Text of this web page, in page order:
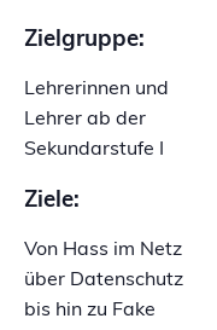
Zielgruppe:
Lehrerinnen und
Lehrer ab der
Sekundarstufe I
Ziele:
Von Hass im Netz
über Datenschutz
bis hin zu Fake